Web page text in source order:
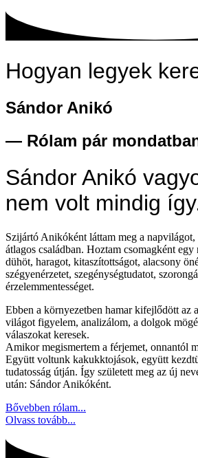
Hogyan legyek
Sándor Anikó
— Rólam pár
Sándor Anikó
nem volt mindig
Szijártó Anikóként láttam meg a napvilágot,
átlagos családban. Hoztam csomagként
dühöt, haragot, kitaszítottságot, alacsony
szégyenérzetet, szegénységtudatot,
érzelemmentességet.
Ebben a környezetben hamar kifejlődött az
világot figyelem, analizálom, a dolgok
válaszokat keresek.
Amikor megismertem a férjemet, onnantól
Együtt voltunk kakukktojások, együtt
tudatosság útján. Így született meg az új
után: Sándor Anikóként.
Bővebben rólam...
Olvass tovább...